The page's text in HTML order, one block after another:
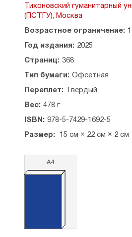
Тихоновский гуманитарный
(ПСТГУ), Москва
Возрастное ограничение:
Год издания: 2025
Страниц: 368
Тип бумаги: Офсетная
Переплет: Твердый
Вес: 478 г
ISBN: 978-5-7429-1692-5
Размер: 15 см × 22 см × 2 см
А4